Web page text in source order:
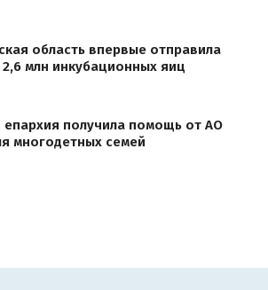
область впервые отправила
2,6 млн инкубационных яиц
епархия получила помощь от АО
многодетных семей